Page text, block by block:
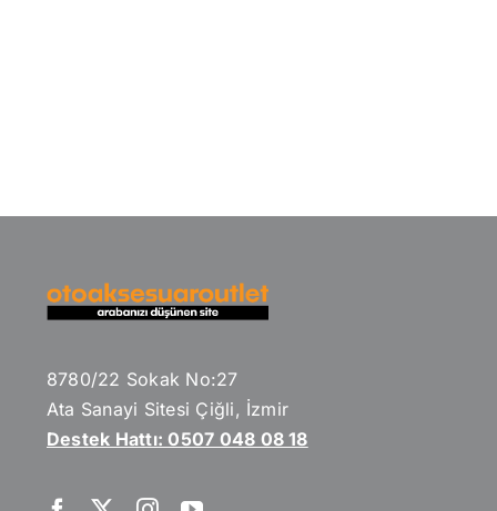
8780/22 Sokak No:27
Ata Sanayi Sitesi Çiğli, İzmir
Destek Hattı: 0507 048 08 18